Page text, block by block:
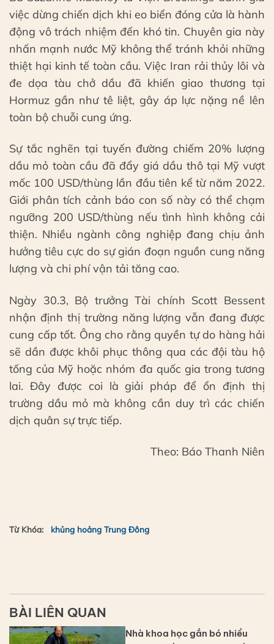
việc dừng chiến dịch khi eo biển đóng cửa là hành
động vô trách nhiệm đến khó tin. Chuyên gia này
nhấn mạnh nước Mỹ không thể tránh khỏi những
thiệt hại kinh tế toàn cầu. Việc Iran rải thủy lôi và
đe dọa tàu chở dầu đã khiến giao thương tại
Hormuz gần như tê liệt, gây áp lực nặng nề lên
toàn bộ chuỗi cung ứng.
Sự tắc nghẽn tại tuyến đường chiếm 20% lượng
dầu mỏ toàn cầu đã đẩy giá dầu thô tại Mỹ vượt
mốc 100 USD/thùng lần đầu tiên kể từ năm 2022.
Giới phân tích cảnh báo con số này có thể chạm
ngưỡng 200 USD/thùng nếu tình hình không cải
thiện. Nhiều ngành công nghiệp đang chịu ảnh
hưởng tiêu cực do sự gián đoạn nguồn cung năng
lượng và chi phí vận tải tăng cao.
Ngày 30.3, Bộ trưởng Tài chính Scott Bessent
nhận định thị trường năng lượng vẫn đang được
cung cấp tốt. Ông cho rằng quyền tự do hàng hải
sẽ dần được khôi phục thông qua các đội tàu hộ
tống của Mỹ hoặc nhóm đa quốc gia trong tương
lai. Đây được coi là giải pháp để ổn định thị
trường dầu mỏ mà không cần duy trì các chiến
dịch quân sự trực tiếp.
Theo: Báo Thanh Niên
Từ Khóa: khủng hoảng Trung Đông
BÀI LIÊN QUAN
Nhà khoa học gắn bó nhiều